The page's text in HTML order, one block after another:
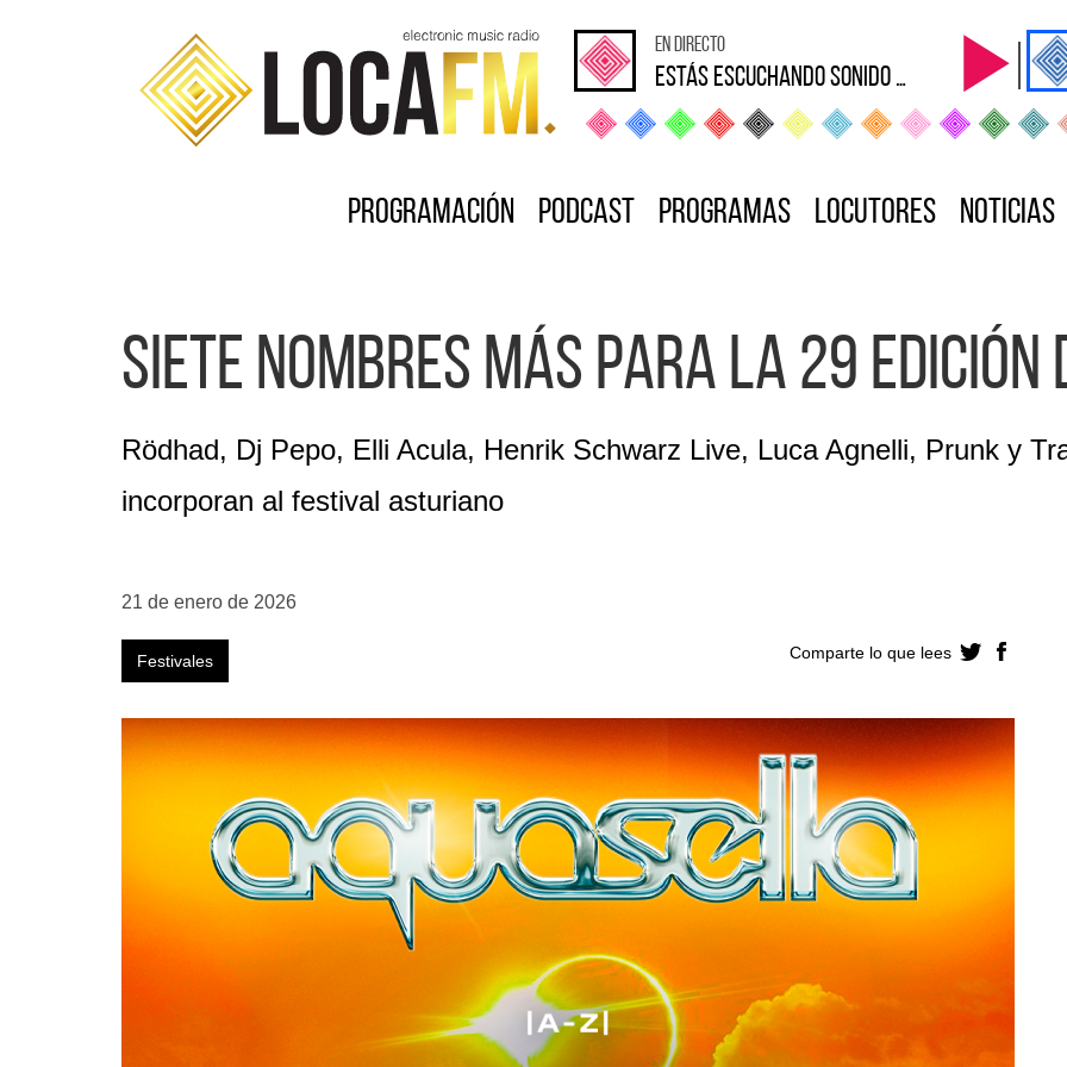
en directo
Estás escuchando sonido Loca
Programación Podcast Programas Locutores Noticias
Siete nombres más para la 29
Rödhad, Dj Pepo, Elli Acula, Henrik Schwarz Live, Luca Agnelli, Prunk y
incorporan al festival asturiano
21 de enero de 2026
Festivales Comparte lo que lees